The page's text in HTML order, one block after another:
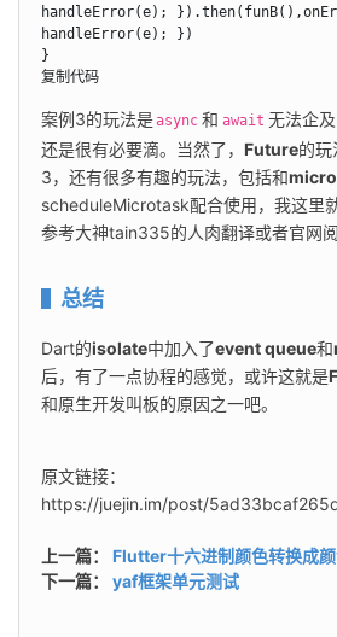
handleError(e);
handleError(e); })
}
复制代码
案例3的玩法是async 和 await 无法企
还是很有必要滴。当然了， Future的玩
3，还有很多有趣的玩法，包括和
scheduleMicrotask配合使用，我这里
参考大神tain335的人肉翻译或者官网阅
总结
Dart的isolate中加入了event queue和
后，有了一点协程的感觉，或许这就是
和原生开发叫板的原因之一吧。
原文链接：
https://juejin.im/post/
上一篇： Flutter十六进制颜色转换成
下一篇： yaf框架单元测试